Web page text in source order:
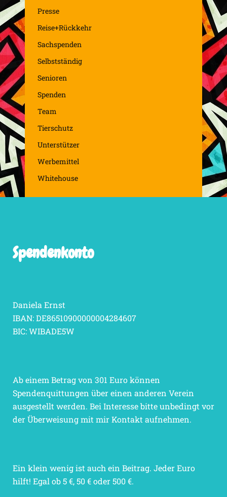
Presse
Reise+Rückkehr
Sachspenden
Selbstständig
Senioren
Spenden
Team
Tierschutz
Unterstützer
Werbemittel
Whitehouse
Spendenkonto
Daniela Ernst
IBAN: DE86510900000004284607
BIC: WIBADE5W
Ab einem Betrag von 301 Euro können
Spendenquittungen über einen anderen Verein
ausgestellt werden. Bei Interesse bitte unbedingt vor
der Überweisung mit mir Kontakt aufnehmen.
Ein klein wenig ist auch ein Beitrag. Jeder Euro
hilft! Egal ob 5 €, 50 € oder 500 €.